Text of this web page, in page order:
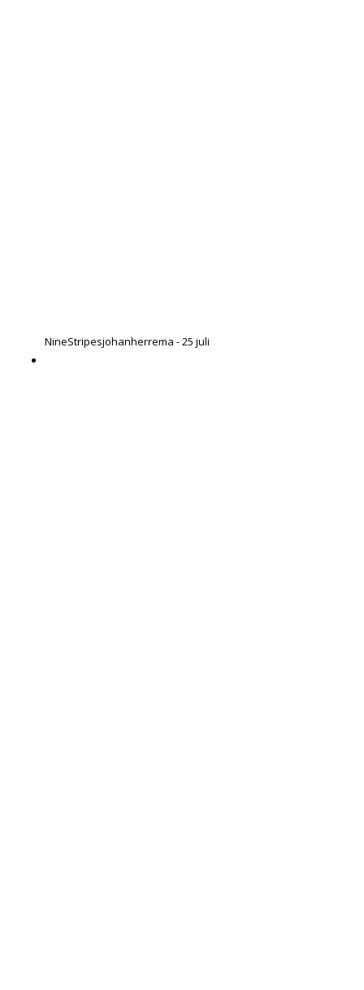
NineStripesjohanherrema - 25 juli